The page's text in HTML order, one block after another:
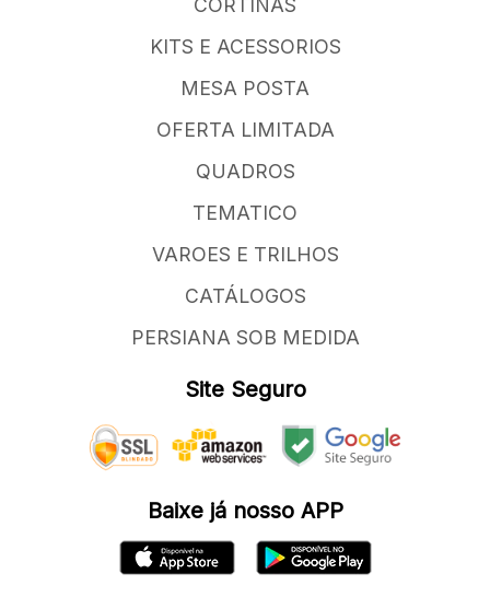
CORTINAS
KITS E ACESSORIOS
MESA POSTA
OFERTA LIMITADA
QUADROS
TEMATICO
VAROES E TRILHOS
CATÁLOGOS
PERSIANA SOB MEDIDA
Site Seguro
Baixe já nosso APP